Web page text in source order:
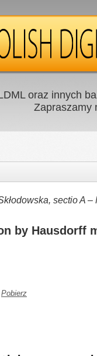
oraz innych
Zapraszamy
sectio A –
by Hausdorff
Pobierz